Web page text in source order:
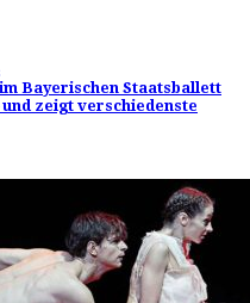
Bayerischen Staatsballett
zeigt verschiedenste